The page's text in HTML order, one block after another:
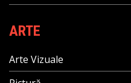
ARTE
Arte Vizuale